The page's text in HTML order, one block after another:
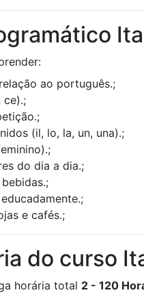
ao português.;
ce).;
(il, lo, la, un, una).;
do dia a dia.;
e cafés.;
do curso
horária total 2 - 120